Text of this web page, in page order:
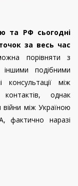
та РФ сьогодні
за весь час
порівняти з
подібними
консультації між
однак
між Україною
фактично наразі